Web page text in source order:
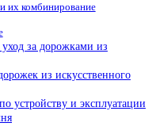
их комбинирование
за дорожками из
из искусственного
устройству и эксплуатации